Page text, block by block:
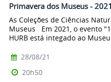
Primavera dos Museus - 2021
As Coleções de Ciências
Museus Em 2021, o evento
HURB está integado ao
28/08/21
20h50